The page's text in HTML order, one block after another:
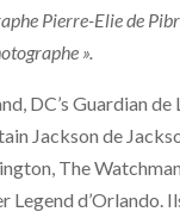
Pierre-Elie de
».
DC’s Guardian de
Jackson de
The
Legend d’Orlando.